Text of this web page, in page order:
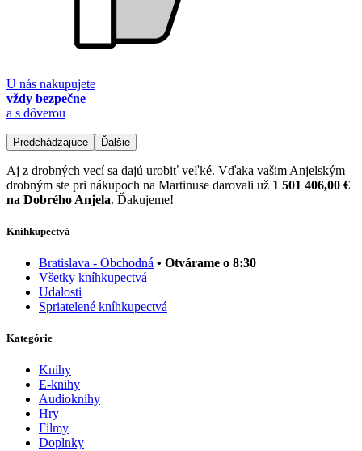
U nás nakupujete
vždy bezpečne
a s dôverou
Predchádzajúce Ďalšie
Aj z drobných vecí sa dajú urobiť veľké. Vďaka vašim Anjelským
drobným ste pri nákupoch na Martinuse darovali už 1 501 406,00 €
na Dobrého Anjela. Ďakujeme!
Kníhkupectvá
Bratislava - Obchodná • Otvárame o 8:30
Všetky kníhkupectvá
Udalosti
Spriatelené kníhkupectvá
Kategórie
Knihy
E-knihy
Audioknihy
Hry
Filmy
Doplnky